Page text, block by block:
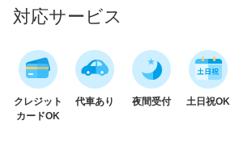
対応サービス
クレジット
カードOK
代車あり 夜間受付 土日祝OK